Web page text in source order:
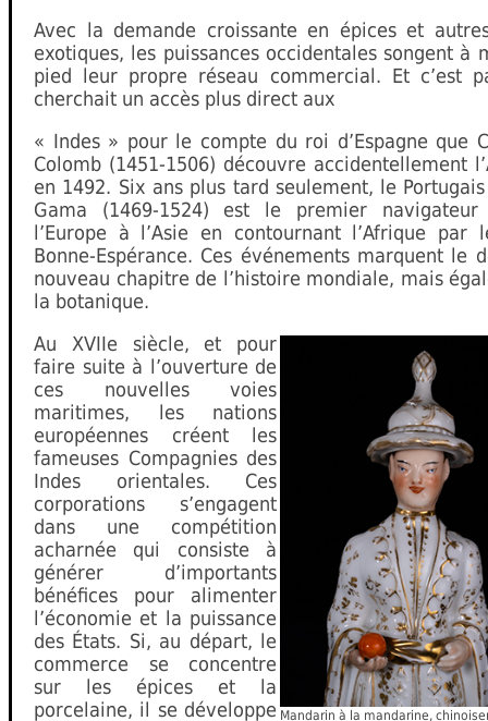
Avec la demande croissante en épices et
exotiques, les puissances occidentales songent à
pied leur propre réseau commercial. Et c’est
cherchait un accès plus direct aux
« Indes » pour le compte du roi d’Espagne que
Colomb (1451-1506) découvre accidentellement
en 1492. Six ans plus tard seulement, le
Gama (1469-1524) est le premier
l’Europe à l’Asie en contournant l’Afrique par
Bonne-Espérance. Ces événements marquent le
nouveau chapitre de l’histoire mondiale, mais
la botanique.
Mandarin à la mandarine,
Au XVIIe siècle, et pour
faire suite à l’ouverture de
ces nouvelles voies
maritimes, les nations
européennes créent les
fameuses Compagnies des
Indes orientales. Ces
corporations s’engagent
dans une compétition
acharnée qui consiste à
générer d’importants
bénéfices pour alimenter
l’économie et la puissance
des États. Si, au départ, le
commerce se concentre
sur les épices et la
porcelaine, il se développe